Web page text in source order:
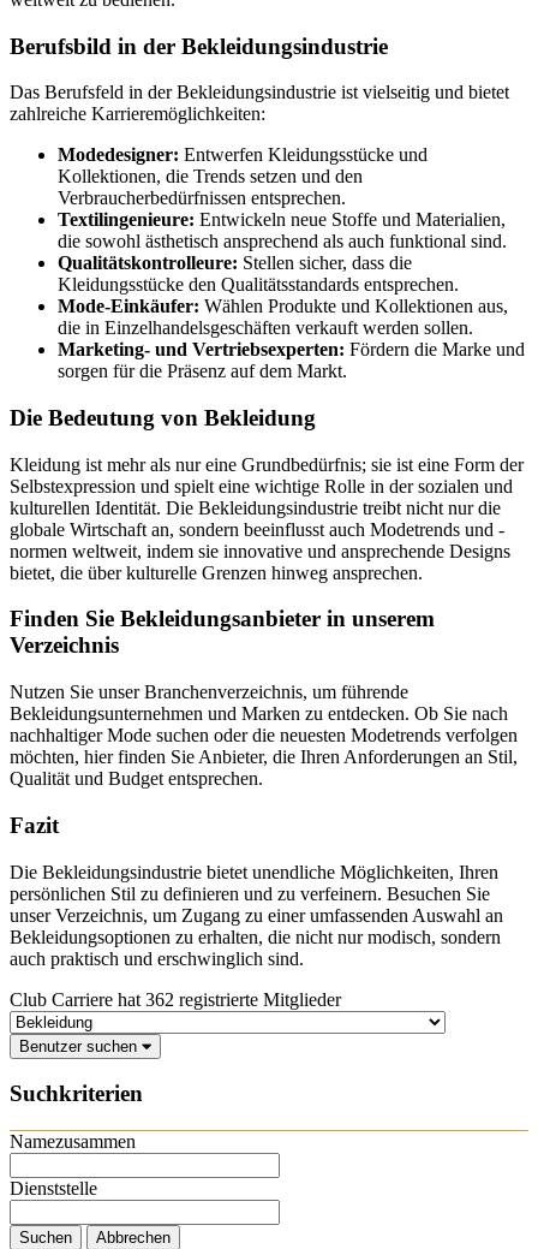
Berufsbild in der Bekleidungsindustrie
Das Berufsfeld in der Bekleidungsindustrie ist vielseitig und bietet
zahlreiche Karrieremöglichkeiten:
Modedesigner: Entwerfen Kleidungsstücke und
Kollektionen, die Trends setzen und den
Verbraucherbedürfnissen entsprechen.
Textilingenieure: Entwickeln neue Stoffe und Materialien,
die sowohl ästhetisch ansprechend als auch funktional sind.
Qualitätskontrolleure: Stellen sicher, dass die
Kleidungsstücke den Qualitätsstandards entsprechen.
Mode-Einkäufer: Wählen Produkte und Kollektionen aus,
die in Einzelhandelsgeschäften verkauft werden sollen.
Marketing- und Vertriebsexperten: Fördern die Marke und
sorgen für die Präsenz auf dem Markt.
Die Bedeutung von Bekleidung
Kleidung ist mehr als nur eine Grundbedürfnis; sie ist eine Form der
Selbstexpression und spielt eine wichtige Rolle in der sozialen und
kulturellen Identität. Die Bekleidungsindustrie treibt nicht nur die
globale Wirtschaft an, sondern beeinflusst auch Modetrends und -
normen weltweit, indem sie innovative und ansprechende Designs
bietet, die über kulturelle Grenzen hinweg ansprechen.
Finden Sie Bekleidungsanbieter in unserem
Verzeichnis
Nutzen Sie unser Branchenverzeichnis, um führende
Bekleidungsunternehmen und Marken zu entdecken. Ob Sie nach
nachhaltiger Mode suchen oder die neuesten Modetrends verfolgen
möchten, hier finden Sie Anbieter, die Ihren Anforderungen an Stil,
Qualität und Budget entsprechen.
Fazit
Die Bekleidungsindustrie bietet unendliche Möglichkeiten, Ihren
persönlichen Stil zu definieren und zu verfeinern. Besuchen Sie
unser Verzeichnis, um Zugang zu einer umfassenden Auswahl an
Bekleidungsoptionen zu erhalten, die nicht nur modisch, sondern
auch praktisch und erschwinglich sind.
Club Carriere hat 362 registrierte Mitglieder
Benutzer suchen
Suchkriterien
Namezusammen
Dienststelle